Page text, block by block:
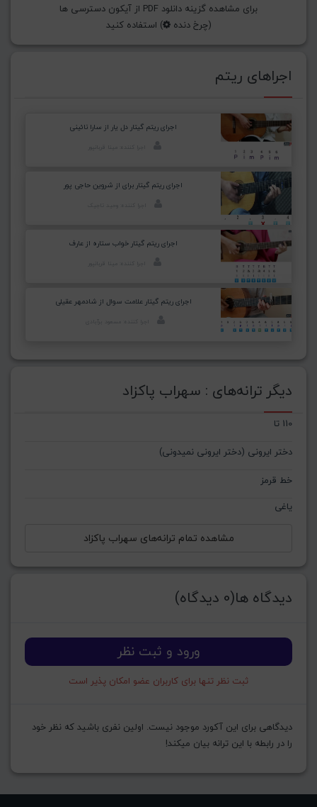
برای مشاهده گزینه دانلود PDF از آیکون دسترسی ها
(چرخ دنده ) استفاده کنید
اجراهای ریتم
اجرای ریتم گیتار دل یار از سارا نائینی
اجرای ریتم گیتار برای از شروین حاجی پور
اجرای ریتم گیتار خواب ستاره از عارف
اجرای ریتم گیتار علامت سوال از شادمهر عقیلی
دیگر ترانه‌های : سهراب پاکزاد
110 تا
دختر ایرونی (دختر ایرونی نمیدونی)
خط قرمز
یاغی
مشاهده تمام ترانه‌های سهراب پاکزاد
دیدگاه ها(0 دیدگاه)
ورود و ثبت نظر
ثبت نظر تنها برای کاربران عضو امکان پذیر است
دیدگاهی برای این آکورد موجود نیست. اولین نفری باشید که نظر خود
را در رابطه با این ترانه بیان میکند!